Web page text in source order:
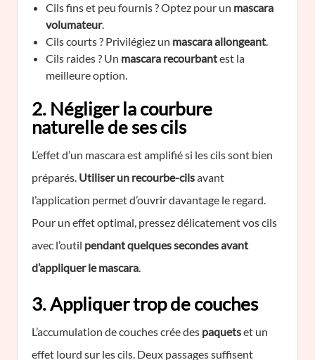
Cils fins et peu fournis ? Optez pour un mascara
volumateur.
Cils courts ? Privilégiez un mascara allongeant.
Cils raides ? Un mascara recourbantest la
meilleure option.
2. Négliger la courbure
naturelle de ses cils
L’effet d’un mascara est amplifié si les cils sont bien
préparés. Utiliser un recourbe-cilsavant
l’application permet d’ouvrir davantage le regard.
Pour un effet optimal, pressez délicatement vos cils
avec l’outil pendant quelques secondes avant
d’appliquer le mascara.
3. Appliquer trop de couches
L’accumulation de couches crée des paquetset un
effet lourd sur les cils. Deux passages suffisent